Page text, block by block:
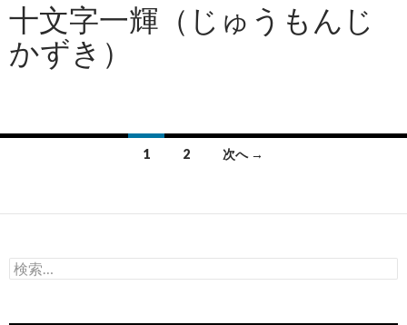
十文字一輝（じゅうもんじ
かずき）
ナ
ゲ
1 2 次へ →
検
索: